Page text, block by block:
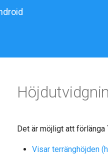
Det är möjligt att förlänga
Visar terränghöjden